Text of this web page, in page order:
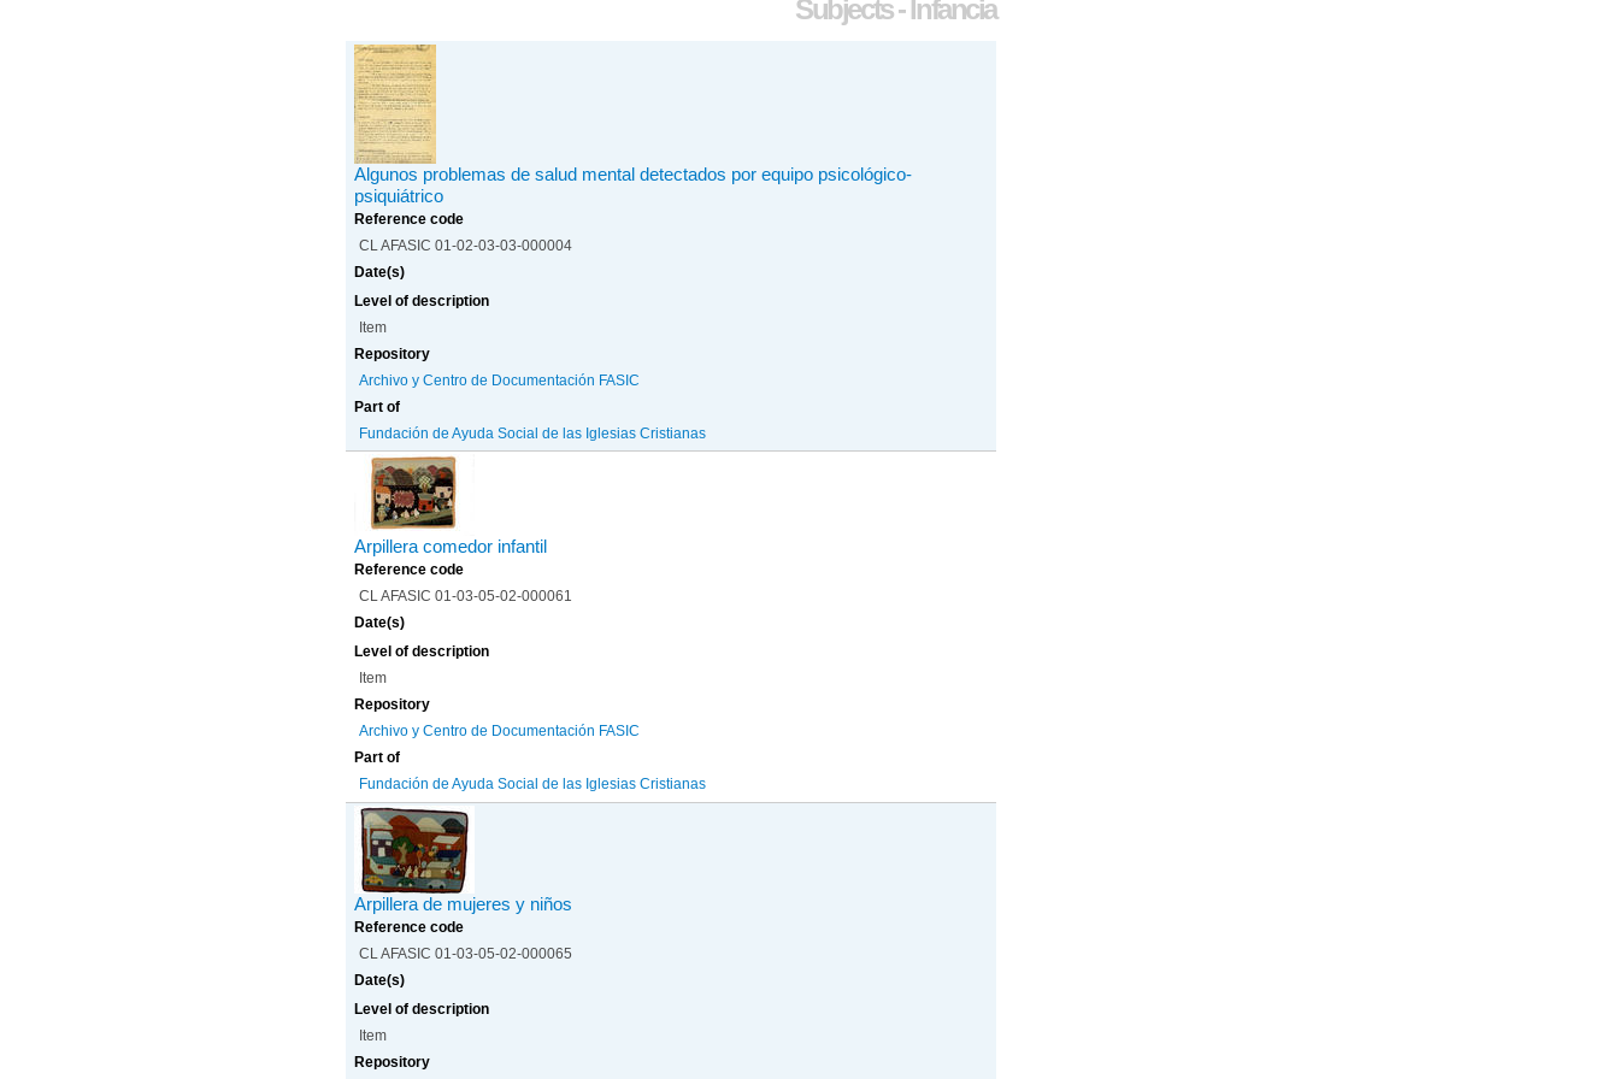
Subjects - Infancia
Algunos problemas de salud mental detectados por equipo psicológico-
psiquiátrico
Reference code
CL AFASIC 01-02-03-03-000004
Date(s)
Level of description
Item
Repository
Archivo y Centro de Documentación FASIC
Part of
Fundación de Ayuda Social de las Iglesias Cristianas
Arpillera comedor infantil
Reference code
CL AFASIC 01-03-05-02-000061
Date(s)
Level of description
Item
Repository
Archivo y Centro de Documentación FASIC
Part of
Fundación de Ayuda Social de las Iglesias Cristianas
Arpillera de mujeres y niños
Reference code
CL AFASIC 01-03-05-02-000065
Date(s)
Level of description
Item
Repository